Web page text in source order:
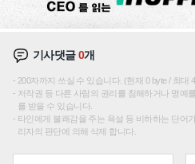
기사댓글0개
200자까지 쓰실 수 있습니다. (현재 0 byte / 최대
저작권 등 다른 사람의 권리를 침해하거나 명예
를 받을 수 있습니다.
타인에게 불쾌감을 주는 욕설 등 비하하는 단어
리자의 판단에 의해 삭제 합니다.